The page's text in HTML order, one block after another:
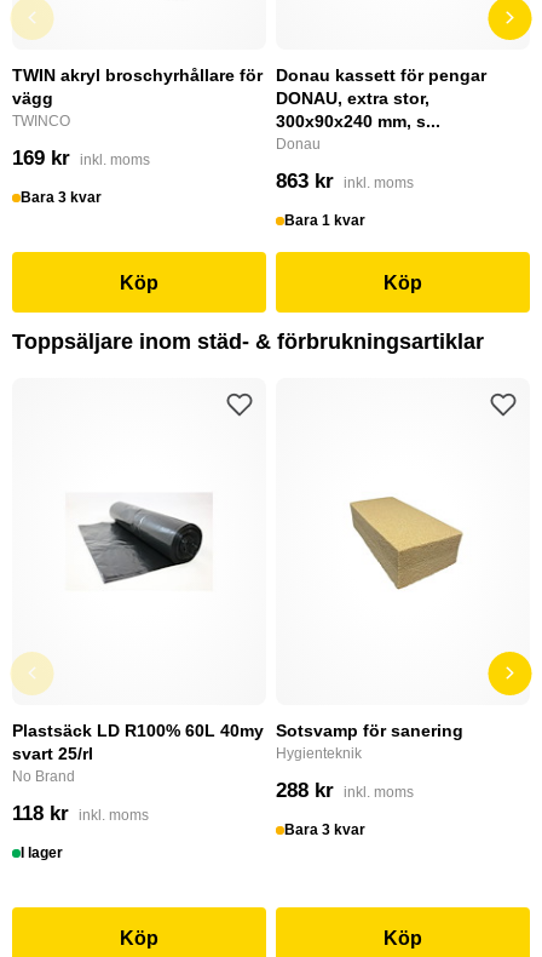
TWIN akryl broschyrhållare för
vägg
TWINCO
169 kr inkl. moms
Bara 3 kvar
Köp
Donau kassett för pengar
DONAU, extra stor,
300x90x240 mm, s...
Donau
863 kr inkl. moms
Bara 1 kvar
Köp
Toppsäljare inom städ- & förbrukningsartiklar
Plastsäck LD R100% 60L 40my
svart 25/rl
No Brand
118 kr inkl. moms
I lager
Köp
Sotsvamp för sanering
Hygienteknik
288 kr inkl. moms
Bara 3 kvar
Köp